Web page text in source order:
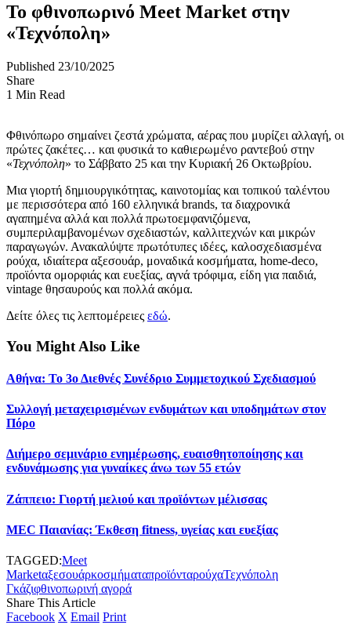
Το φθινοπωρινό Meet Market στην
«Τεχνόπολη»
Published 23/10/2025
Share
1 Min Read
Φθινόπωρο σημαίνει ζεστά χρώματα, αέρας που μυρίζει αλλαγή, οι
πρώτες ζακέτες… και φυσικά το καθιερωμένο ραντεβού στην
«Τεχνόπολη» το Σάββατο 25 και την Κυριακή 26 Οκτωβρίου.
Μια γιορτή δημιουργικότητας, καινοτομίας και τοπικού ταλέντου
με περισσότερα από 160 ελληνικά brands, τα διαχρονικά
αγαπημένα αλλά και πολλά πρωτοεμφανιζόμενα,
συμπεριλαμβανομένων σχεδιαστών, καλλιτεχνών και μικρών
παραγωγών. Ανακαλύψτε πρωτότυπες ιδέες, καλοσχεδιασμένα
ρούχα, ιδιαίτερα αξεσουάρ, μοναδικά κοσμήματα, home-deco,
προϊόντα ομορφιάς και ευεξίας, αγνά τρόφιμα, είδη για παιδιά,
vintage θησαυρούς και πολλά ακόμα.
Δείτε όλες τις λεπτομέρειες εδώ.
You Might Also Like
Αθήνα: Το 3ο Διεθνές Συνέδριο Συμμετοχικού Σχεδιασμού
Συλλογή μεταχειρισμένων ενδυμάτων και υποδημάτων στον
Πόρο
Διήμερο σεμινάριο ενημέρωσης, ευαισθητοποίησης και
ενδυνάμωσης για γυναίκες άνω των 55 ετών
Ζάππειο: Γιορτή μελιού και προϊόντων μέλισσας
MEC Παιανίας: Έκθεση fitness, υγείας και ευεξίας
TAGGED:Meet
MarketαξεσουάρκοσμήματαπροϊόνταρούχαΤεχνόπολη
Γκάζιφθινοπωρινή αγορά
Share This Article
Facebook X Email Print